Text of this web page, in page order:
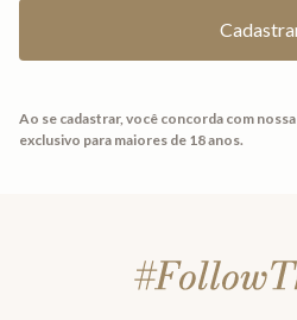
Ao se cadastrar, você concorda com nossa
exclusivo para maiores de 18 anos.